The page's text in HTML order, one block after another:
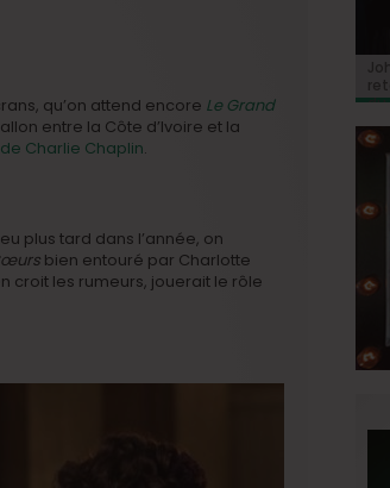
qu’on attend encore Le Grand
entre la Côte d’Ivoire et la
Charlie Chaplin.
plus tard dans l’année, on
bien entouré par Charlotte
croit les rumeurs, jouerait le rôle
«
du
«